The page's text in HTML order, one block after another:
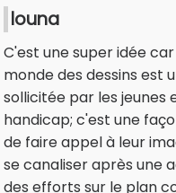
louna
C'est une super idée
monde des dessins est
sollicitée par les jeunes
handicap; c'est une
de faire appel à leur
se canaliser après une
des efforts sur le plan